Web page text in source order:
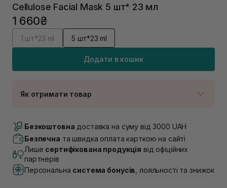
Cellulose Facial Mask 5 шт* 23 мл
1 660₴
1 шт*23 ml 5 шт*23 ml
Додати в кошик
Як отримати товар
В наявності
Самовивіз м. Луцьк, вул. Винниченка 4
В наявності
Самовивіз м. Львів, вул. Академіка Підстригача, 1В
(Duck’s Lake)
В наявності
Безкоштовна доставка на суму від 3000 UAH
Безпечна та швидка оплата карткою на сайті
Лише сертифікована продукція від офіційних
партнерів
Персональна система бонусів , лояльності та знижок